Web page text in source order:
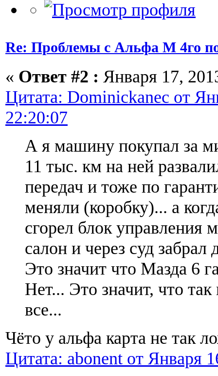
Re: Проблемы с Альфа М 4го
« Ответ #2 : Января 17,
Цитата: Dominickanec от
22:20:07
А я машину покупал за
11 тыс. км на ней
передач и тоже по
меняли (коробку)... а
сгорел блок управления
салон и через суд забрал
Это значит что Мазда 6
Нет... Это значит, что так
все...
Чёто у альфа карта не так
Цитата: abonent от Января